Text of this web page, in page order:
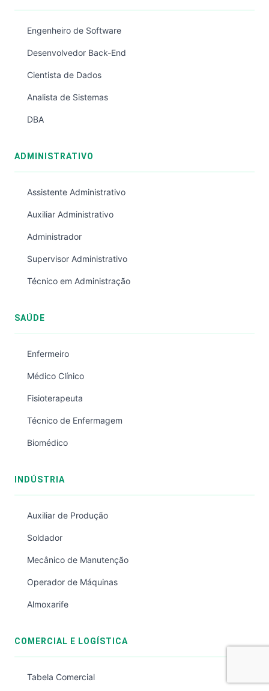
Engenheiro de Software
Desenvolvedor Back-End
Cientista de Dados
Analista de Sistemas
DBA
ADMINISTRATIVO
Assistente Administrativo
Auxiliar Administrativo
Administrador
Supervisor Administrativo
Técnico em Administração
SAÚDE
Enfermeiro
Médico Clínico
Fisioterapeuta
Técnico de Enfermagem
Biomédico
INDÚSTRIA
Auxiliar de Produção
Soldador
Mecânico de Manutenção
Operador de Máquinas
Almoxarife
COMERCIAL E LOGÍSTICA
Tabela Comercial